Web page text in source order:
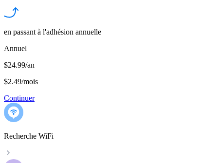
en passant à l'adhésion annuelle
Annuel
$24.99/an
$2.49/mois
Continuer
Recherche WiFi